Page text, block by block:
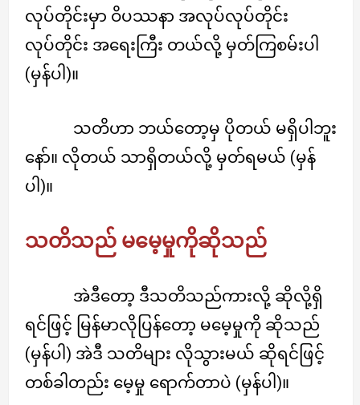
လုပ်တိုင်းမှာ ဝိပဿနာ အလုပ်လုပ်တိုင်း
လုပ်တိုင်း အရေးကြီး တယ်လို့ မှတ်ကြစမ်းပါ
(မှန်ပါ)။
သတိဟာ ဘယ်တော့မှ ပိုတယ် မရှိပါဘူး
နော်။ လိုတယ် သာရှိတယ်လို့ မှတ်ရမယ် (မှန်
ပါ)။
သတိသည် မမေ့မှုကိုဆိုသည်
အဲဒီတော့ ဒီသတိသည်ကားလို့ ဆိုလို့ရှိ
ရင်ဖြင့် မြန်မာလိုပြန်တော့ မမေ့မှုကို ဆိုသည်
(မှန်ပါ) အဲဒီ သတိများ လိုသွားမယ် ဆိုရင်ဖြင့်
တစ်ခါတည်း မေ့မှု ရောက်တာပဲ (မှန်ပါ)။